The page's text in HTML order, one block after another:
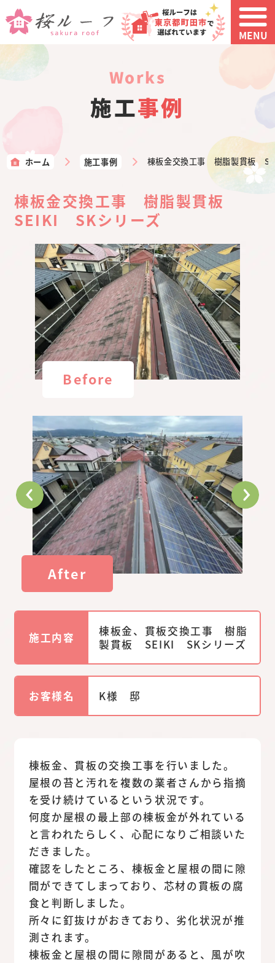
MENU
works
施工事例
ホーム 施工事例 棟板金交換工事 樹脂製貫板
棟板金交換工事 樹脂製貫板
SEIKI SKシリーズ
Before
After
施工内容
棟板金、貫板交換工事 樹脂
製貫板 SEIKI SKシリーズ
お客様名 K様 邸
棟板金、貫板の交換工事を行いました。
屋根の苔と汚れを複数の業者さんから指摘
を受け続けているという状況です。
何度か屋根の最上部の棟板金が外れている
と言われたらしく、心配になりご相談いた
だきました。
確認をしたところ、棟板金と屋根の間に隙
間ができてしまっており、芯材の貫板の腐
食と判断しました。
所々に釘抜けがおきており、劣化状況が推
測されます。
棟板金と屋根の間に隙間があると、風が吹